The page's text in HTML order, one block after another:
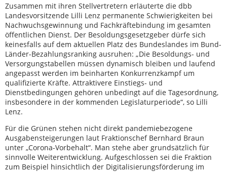
Zusammen mit ihren Stellvertretern erläuterte die dbb
Landesvorsitzende Lilli Lenz permanente Schwierigkeiten bei
Nachwuchsgewinnung und Fachkräftebindung im gesamten
öffentlichen Dienst. Der Besoldungsgesetzgeber dürfe sich
keinesfalls auf dem aktuellen Platz des Bundeslandes im Bund-
Länder-Bezahlungsranking ausruhen: „Die Besoldungs- und
Versorgungstabellen müssen dynamisch bleiben und laufend
angepasst werden im beinharten Konkurrenzkampf um
qualifizierte Kräfte. Attraktivere Einstiegs- und
Dienstbedingungen gehören unbedingt auf die Tagesordnung,
insbesondere in der kommenden Legislaturperiode“, so Lilli
Lenz.
Für die Grünen stehen nicht direkt pandemiebezogene
Ausgabensteigerungen laut Fraktionschef Bernhard Braun
unter „Corona-Vorbehalt“. Man stehe aber grundsätzlich für
sinnvolle Weiterentwicklung. Aufgeschlossen sei die Fraktion
zum Beispiel hinsichtlich der Digitalisierungsförderung im